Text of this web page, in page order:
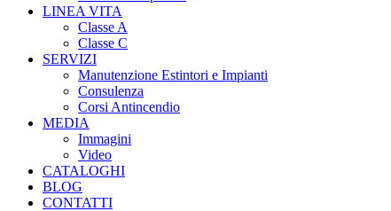
LINEA VITA
Classe A
Classe C
SERVIZI
Manutenzione Estintori e Impianti
Consulenza
Corsi Antincendio
MEDIA
Immagini
Video
CATALOGHI
BLOG
CONTATTI